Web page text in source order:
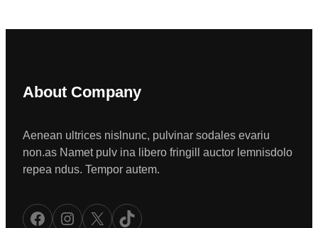
About Company
Aenean ultrices nislnunc, pulvinar sodales evariu
non.as Namet pulv ina libero fringill auctor lemnisdolo
repea ndus. Tempor autem.
Facebook Instagram X TikTok